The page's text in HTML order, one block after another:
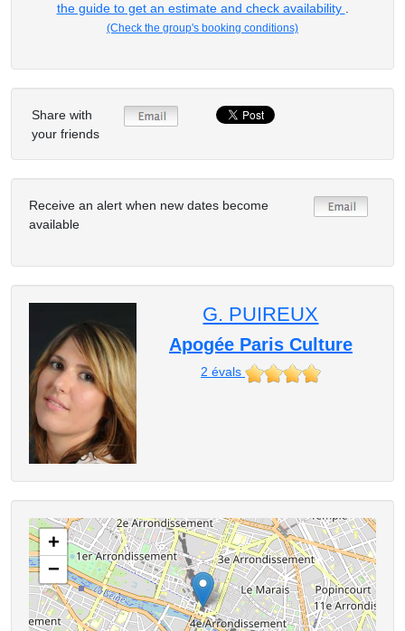
the guide to get an estimate and check availability
(Check the group's booking conditions)
Share with
your friends
Receive an alert when new dates become
available
G. PUIREUX
Apogée Paris Culture
2 évals
+
−